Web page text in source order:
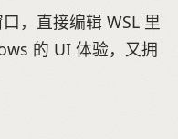
，直接编辑 WSL 里
的 UI 体验，又拥